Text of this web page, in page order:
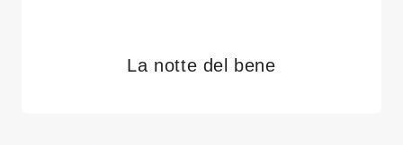
La notte del bene